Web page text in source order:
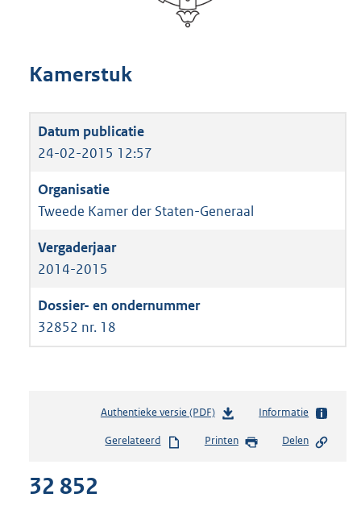
Kamerstuk
24-02-2015 12:57
Tweede Kamer der Staten-Generaal
2014-2015
32852 nr. 18
Authentieke versie (PDF)b
s
Informatie
Gerelateerd Printen Delen
32 852